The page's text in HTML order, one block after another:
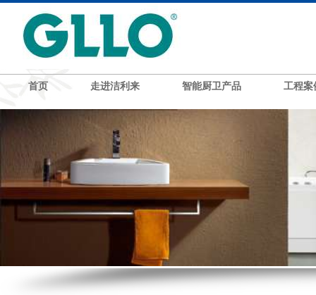
首页 走进洁利来 智能厨卫产品 工程案